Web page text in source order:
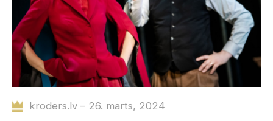
kroders.lv – 26. marts, 2024